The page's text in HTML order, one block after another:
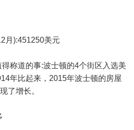
月):451250美元
称道的事:波士顿的4个街区入选美
年比起来，2015年波士顿的房屋
了增长。